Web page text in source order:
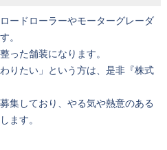
ードローラーやモーターグレーダ
。
った舗装になります。
りたい」という方は、是非『株式
集しており、やる気や熱意のある
ます。